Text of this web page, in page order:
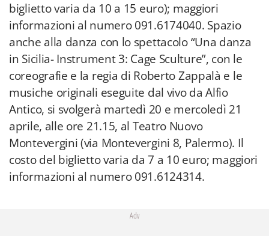
biglietto varia da 10 a 15 euro); maggiori
informazioni al numero 091.6174040. Spazio
anche alla danza con lo spettacolo “Una danza
in Sicilia- Instrument 3: Cage Sculture”, con le
coreografie e la regia di Roberto Zappalà e le
musiche originali eseguite dal vivo da Alfio
Antico, si svolgerà martedì 20 e mercoledì 21
aprile, alle ore 21.15, al Teatro Nuovo
Montevergini (via Montevergini 8, Palermo). Il
costo del biglietto varia da 7 a 10 euro; maggiori
informazioni al numero 091.6124314.
Adv